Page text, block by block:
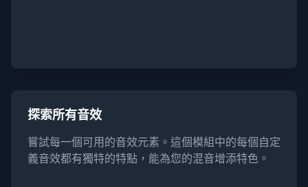
探索所有音效
嘗試每一個可用的音效元素。這個模組中的每個自定
義音效都有獨特的特點，能為您的混音增添特色。